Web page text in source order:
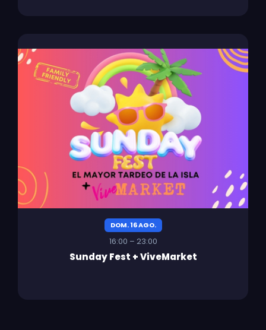
DOM. 16 AGO.
16:00 – 23:00
Sunday Fest + ViveMarket